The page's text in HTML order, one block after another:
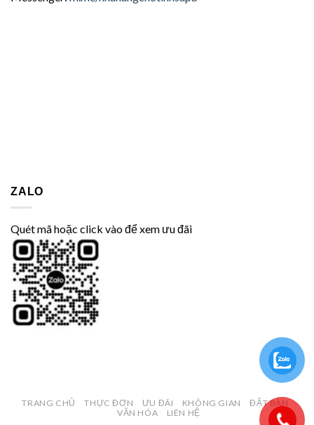
ZALO
Quét mã hoặc click vào để xem ưu đãi
TRANG CHỦ THỰC ĐƠN ƯU ĐÃI KHÔNG GIAN
ĐẶT BÀN
VĂN HÓA
LIÊN HỆ